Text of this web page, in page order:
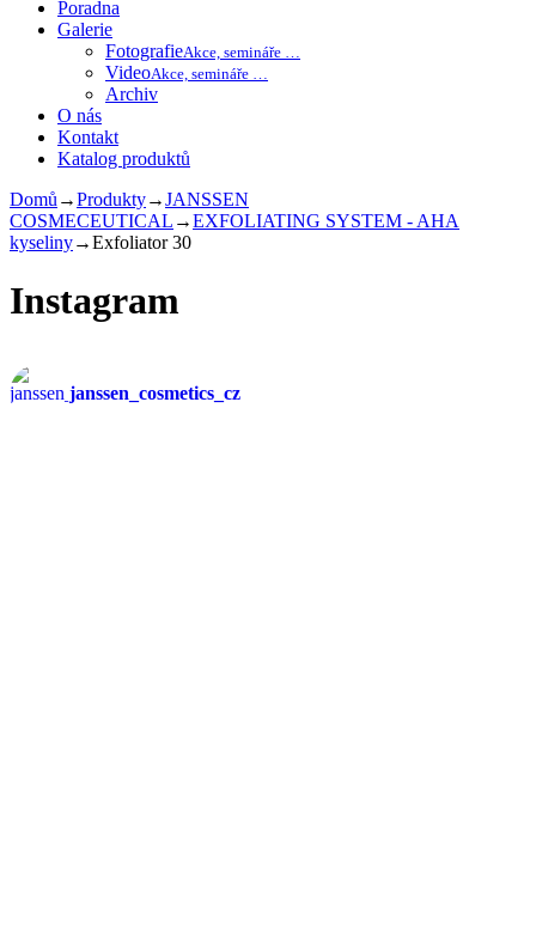
Poradna
Galerie
FotografieAkce, semináře …
VideoAkce, semináře …
Archiv
O nás
Kontakt
Katalog produktů
Domů →Produkty→JANSSEN
COSMECEUTICAL →EXFOLIATING SYSTEM - AHA
kyseliny→Exfoliator 30
Instagram
janssen_cosmetics_cz